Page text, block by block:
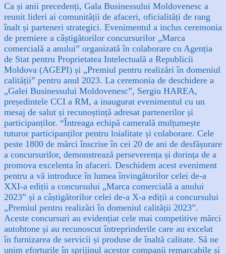
Ca și anii precedenți, Gala Businessului Moldovenesc a
reunit lideri ai comunității de afaceri, oficialități de rang
înalt și parteneri strategici. Evenimentul a inclus ceremonia
de premiere a câștigătorilor concursurilor „Marca
comercială a anului” organizată în colaborare cu Agenția
de Stat pentru Proprietatea Intelectuală a Republicii
Moldova (AGEPI) și „Premiul pentru realizări în domeniul
calității” pentru anul 2023. La ceremonia de deschidere a
„Galei Businessului Moldovenesc”, Sergiu HAREA,
președintele CCI a RM, a inaugurat evenimentul cu un
mesaj de salut și recunoștință adresat partenerilor și
participanților. “Întreaga echipă camerală mulțumește
tuturor participanților pentru loialitate și colaborare. Cele
peste 1800 de mărci înscrise în cei 20 de ani de desfășurare
a concursurilor, demonstrează perseverența și dorința de a
promova excelenta în afaceri. Deschidem acest eveniment
pentru a vă introduce în lumea învingătorilor celei de-a
XXI-a ediții a concursului „Marca comercială a anului
2023” și a câștigătorilor celei de-a X-a ediții a concursului
„Premiul pentru realizări în domeniul calității 2023”.
Aceste concursuri au evidențiat cele mai competitive mărci
autohtone și au recunoscut întreprinderile care au excelat
în furnizarea de servicii și produse de înaltă calitate. Să ne
unim eforturile în sprijinul acestor companii remarcabile și